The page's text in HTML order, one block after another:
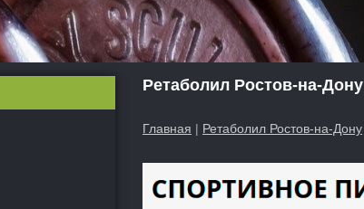
Ретаболил Ростов-на-Дону
Главная | Ретаболил Ростов-на-Дону